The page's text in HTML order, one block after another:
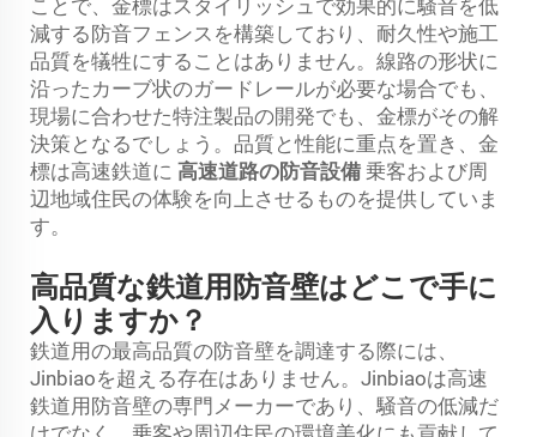
ことで、金標はスタイリッシュで効果的に騒音を低
減する防音フェンスを構築しており、耐久性や施工
品質を犠牲にすることはありません。線路の形状に
沿ったカーブ状のガードレールが必要な場合でも、
現場に合わせた特注製品の開発でも、金標がその解
決策となるでしょう。品質と性能に重点を置き、金
標は高速鉄道に 高速道路の防音設備 乗客および周
辺地域住民の体験を向上させるものを提供していま
す。
高品質な鉄道用防音壁はどこで手に
入りますか？
鉄道用の最高品質の防音壁を調達する際には、
Jinbiaoを超える存在はありません。Jinbiaoは高速
鉄道用防音壁の専門メーカーであり、騒音の低減だ